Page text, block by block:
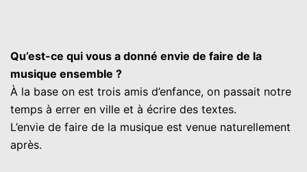
Qu’est-ce qui vous a donné envie de faire de la
musique ensemble ?
À la base on est trois amis d’enfance, on passait notre
temps à errer en ville et à écrire des textes.
L’envie de faire de la musique est venue naturellement
après.